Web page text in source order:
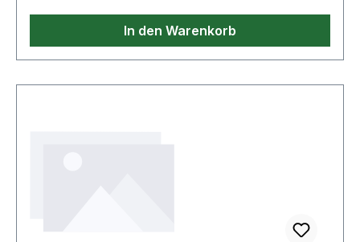
In den Warenkorb